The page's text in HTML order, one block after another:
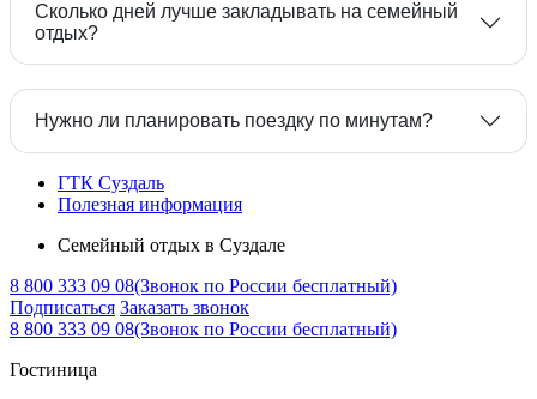
Сколько дней лучше закладывать на семейный
отдых?
Нужно ли планировать поездку по минутам?
ГТК Суздаль
Полезная информация
Семейный отдых в Суздале
8 800 333 09 08(Звонок по России бесплатный)
Подписаться Заказать звонок
8 800 333 09 08(Звонок по России бесплатный)
Гостиница